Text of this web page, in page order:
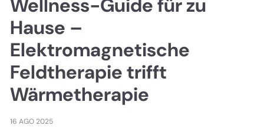
Wellness-Guide für zu
Hause –
Elektromagnetische
Feldtherapie trifft
Wärmetherapie
16 AGO 2025